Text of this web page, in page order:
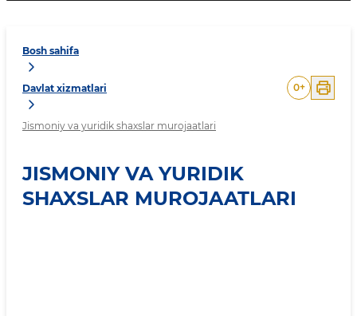
Bosh sahifa
Davlat xizmatlari
Jismoniy va yuridik shaxslar murojaatlari
0+
JISMONIY VA YURIDIK
SHAXSLAR MUROJAATLARI